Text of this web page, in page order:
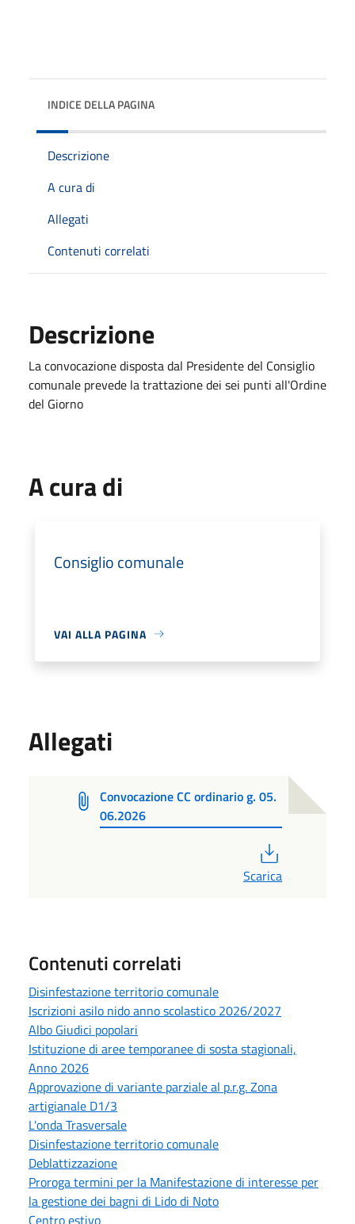
INDICE DELLA PAGINA
Descrizione
A cura di
Allegati
Contenuti correlati
Descrizione
La convocazione disposta dal Presidente del Consiglio
comunale prevede la trattazione dei sei punti all'Ordine
del Giorno
A cura di
Consiglio comunale
VAI ALLA PAGINA
Allegati
Convocazione CC ordinario g. 05.
06.2026
Scarica
Contenuti correlati
Disinfestazione territorio comunale
Iscrizioni asilo nido anno scolastico 2026/2027
Albo Giudici popolari
Istituzione di aree temporanee di sosta stagionali,
Anno 2026
Approvazione di variante parziale al p.r.g. Zona
artigianale D1/3
L'onda Trasversale
Disinfestazione territorio comunale
Deblattizzazione
Proroga termini per la Manifestazione di interesse per
la gestione dei bagni di Lido di Noto
Centro estivo